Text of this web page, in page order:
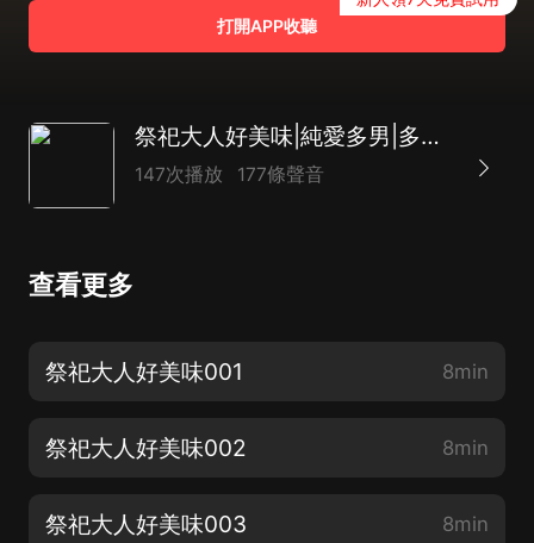
打開APP收聽
祭祀大人好美味|純愛多男|多人有聲劇|重生
147次播放 177條聲音
查看更多
祭祀大人好美味001 8min
祭祀大人好美味002 8min
祭祀大人好美味003 8min